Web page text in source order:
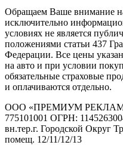
Обращаем Ваше внимание
исключительно
условиях не является
положениями статьи 437
Федерации. Все цены
на авто и при условии
обязательные страховые
и оплачиваются отдельно.
ООО «ПРЕМИУМ
775101001 ОГРН:
вн.тер.г. Городской Округ
помещ. 12/11/12/13